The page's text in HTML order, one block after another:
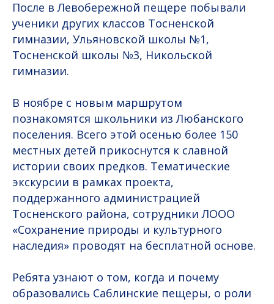
После в Левобережной пещере побывали
ученики других классов Тосненской
гимназии, Ульяновской школы №1,
Тосненской школы №3, Никольской
гимназии.
В ноябре с новым маршрутом
познакомятся школьники из Любанского
поселения. Всего этой осенью более 150
местных детей прикоснутся к славной
истории своих предков. Тематические
экскурсии в рамках проекта,
поддержанного администрацией
Тосненского района, сотрудники ЛООО
«Сохранение природы и культурного
наследия» проводят на бесплатной основе.
Ребята узнают о том, когда и почему
образовались Саблинские пещеры, о роли